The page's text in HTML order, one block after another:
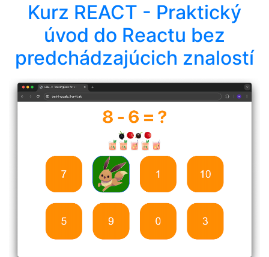
Kurz REACT - Praktický
úvod do Reactu bez
predchádzajúcich znalostí